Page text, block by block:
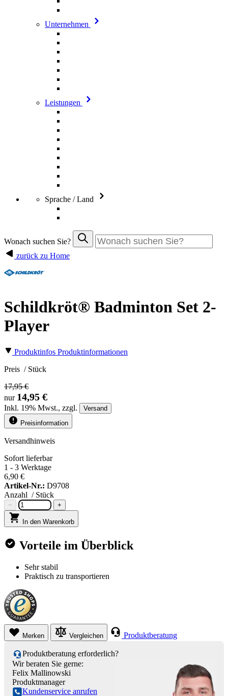
Unternehmen
Leistungen
Sprache / Land
Wonach suchen Sie?
zurück zu Home
Schildkröt® Badminton Set 2-
Player
Produktinfos Produktinformationen
Preis / Stück
17,95 €
nur 14,95 €
Inkl. 19% Mwst., zzgl.
Versand
Preisinformation
Versandhinweis
Sofort lieferbar
1 - 3 Werktage
6,90 €
Artikel-Nr.: D9708
Anzahl / Stück
− +
In den Warenkorb
Vorteile im Überblick
Sehr stabil
Praktisch zu transportieren
Merken Vergleichen Produktberatung
Produktberatung erforderlich?
Wir beraten Sie gerne:
Felix Mallinowski
Produktmanager
Kundenservice anrufen